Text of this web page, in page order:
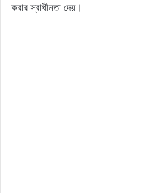
করার স্বাধীনতা দেয়।